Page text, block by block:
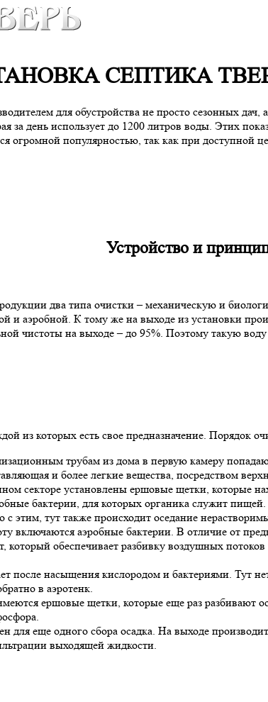
СЕПТИКА
для обустройства не просто сезонных
за день использует до 1200 литров воды. Этих
огромной популярностью, так как при доступной
Устройство и
два типа очистки – механическую и
и аэробной. К тому же на выходе из установки
чистоты на выходе – до 95%. Поэтому такую
из которых есть свое предназначение. Порядок
трубам из дома в первую камеру
и более легкие вещества, посредством
секторе установлены ершовые щетки, которые
бактерии, для которых органика служит
этим, тут также происходит оседание
включаются аэробные бактерии. В отличие от
который обеспечивает разбивку воздушных
после насыщения кислородом и бактериями. Тут
в аэротенк.
ершовые щетки, которые еще раз разбивают
для еще одного сбора осадка. На выходе
выходящей жидкости.